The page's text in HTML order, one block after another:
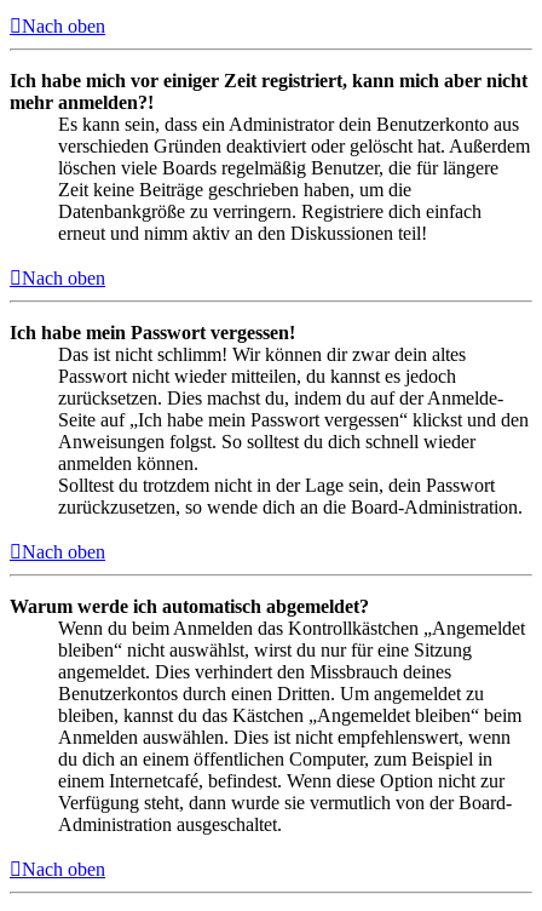
Nach oben
Ich habe mich vor einiger Zeit registriert, kann mich aber nicht
mehr anmelden?!
Es kann sein, dass ein Administrator dein Benutzerkonto aus
verschieden Gründen deaktiviert oder gelöscht hat. Außerdem
löschen viele Boards regelmäßig Benutzer, die für längere
Zeit keine Beiträge geschrieben haben, um die
Datenbankgröße zu verringern. Registriere dich einfach
erneut und nimm aktiv an den Diskussionen teil!
Nach oben
Ich habe mein Passwort vergessen!
Das ist nicht schlimm! Wir können dir zwar dein altes
Passwort nicht wieder mitteilen, du kannst es jedoch
zurücksetzen. Dies machst du, indem du auf der Anmelde-
Seite auf „Ich habe mein Passwort vergessen“ klickst und den
Anweisungen folgst. So solltest du dich schnell wieder
anmelden können.
Solltest du trotzdem nicht in der Lage sein, dein Passwort
zurückzusetzen, so wende dich an die Board-Administration.
Nach oben
Warum werde ich automatisch abgemeldet?
Wenn du beim Anmelden das Kontrollkästchen „Angemeldet
bleiben“ nicht auswählst, wirst du nur für eine Sitzung
angemeldet. Dies verhindert den Missbrauch deines
Benutzerkontos durch einen Dritten. Um angemeldet zu
bleiben, kannst du das Kästchen „Angemeldet bleiben“ beim
Anmelden auswählen. Dies ist nicht empfehlenswert, wenn
du dich an einem öffentlichen Computer, zum Beispiel in
einem Internetcafé, befindest. Wenn diese Option nicht zur
Verfügung steht, dann wurde sie vermutlich von der Board-
Administration ausgeschaltet.
Nach oben